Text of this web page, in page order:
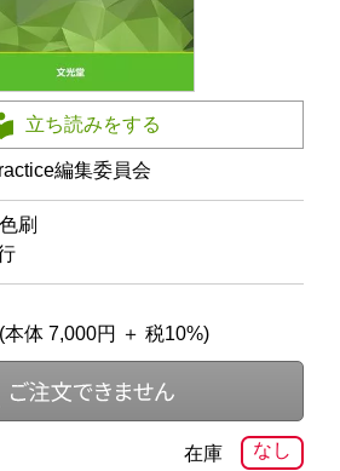
立ち読みをする
編集委員会
刷
本体 7,000円 ＋ 税10%)
なし
在庫